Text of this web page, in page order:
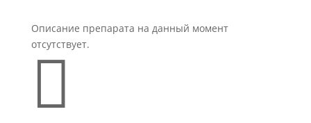
Описание препарата на данный момент
отсутствует.
